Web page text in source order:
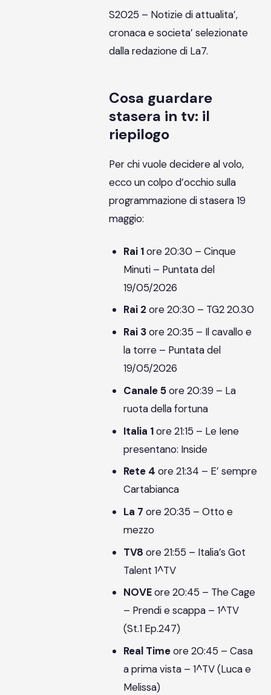
S2025 – Notizie di attualita’,
cronaca e societa’ selezionate
dalla redazione di La7.
Cosa guardare
stasera in tv: il
riepilogo
Per chi vuole decidere al volo,
ecco un colpo d’occhio sulla
programmazione di stasera 19
maggio:
Rai 1ore 20:30 – Cinque
Minuti – Puntata del
19/05/2026
Rai 2 ore 20:30 – TG2 20.30
Rai 3ore 20:35 – Il cavallo e
la torre – Puntata del
19/05/2026
Canale 5ore 20:39 – La
ruota della fortuna
Italia 1ore 21:15 – Le Iene
presentano: Inside
Rete 4 ore 21:34 – E’ sempre
Cartabianca
La 7 ore 20:35 – Otto e
mezzo
TV8 ore 21:55 – Italia’s Got
Talent 1^TV
NOVEore 20:45 – The Cage
– Prendi e scappa – 1^TV
(St.1 Ep.247)
Real Timeore 20:45 – Casa
a prima vista – 1^TV (Luca e
Melissa)